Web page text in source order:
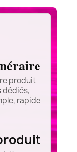
produit
dédiés,
rapide